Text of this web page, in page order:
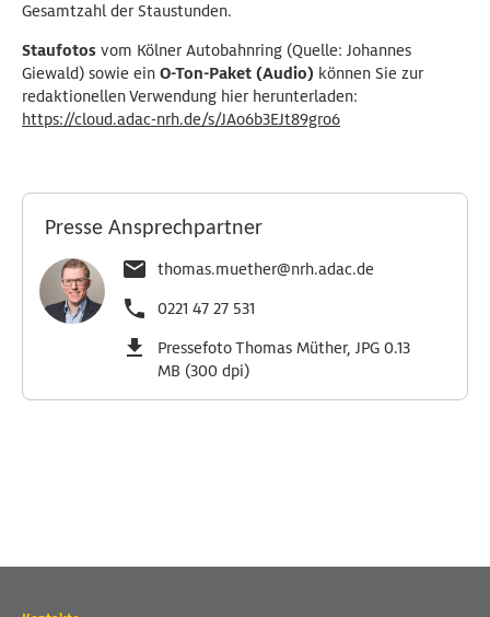
Gesamtzahl der Staustunden.
Staufotos vom Kölner Autobahnring (Quelle: Johannes
Giewald) sowie ein O-Ton-Paket (Audio) können Sie zur
redaktionellen Verwendung hier herunterladen:
https://cloud.adac-nrh.de/s/JAo6b3EJt89gro6
Presse Ansprechpartner
thomas.muether@nrh.adac.de
0221 47 27 531
Pressefoto Thomas Müther, JPG 0.13
MB (300 dpi)
Wichtige